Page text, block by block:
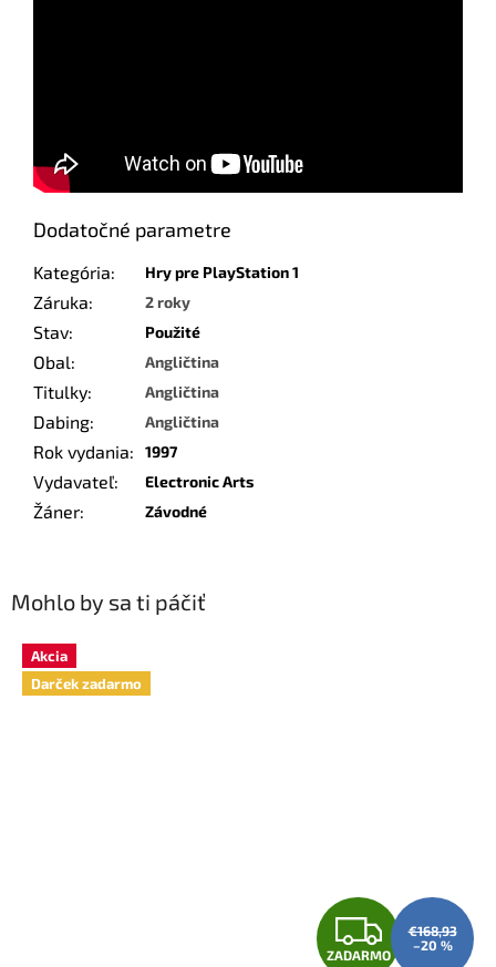
Mohlo by sa ti páčiť
Akcia
Darček zadarmo
Z
ZADARMO
€168,93
–20 %
Dodatočné parametre
Kategória: Hry pre PlayStation 1
Záruka: 2 roky
Stav: Použité
Obal: Angličtina
Titulky: Angličtina
Dabing: Angličtina
Rok vydania: 1997
Vydavateľ: Electronic Arts
Žáner: Závodné